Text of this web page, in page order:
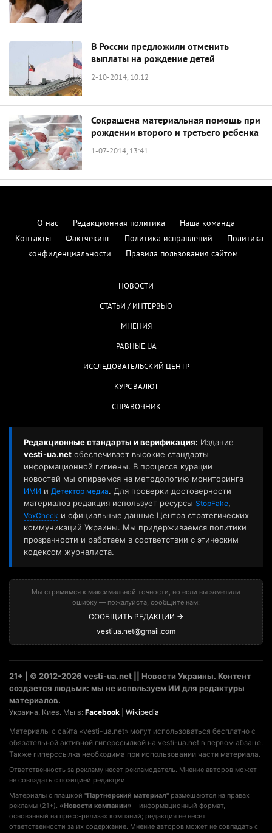
В России предложили отменить
выплаты на рождение детей
2-10-2014, 10:12
Сокращена материальная помощь при
рождении второго и третьего ребенка
1-07-2014, 13:41
О нас Редакционная политика
Наша команда
Контакты
Фактчекинг Политика исправлений
Политика
конфиденциальности
Правила пользования сайтом
НОВОСТИ
СТАТЬИ / ИНТЕРВЬЮ
МНЕНИЯ
РАВНЫЕ.UA
ИССЛЕДОВАТЕЛЬСКИЙ ЦЕНТР
КУРС ВАЛЮТ
СПРАВОЧНИК
Редакционные стандарты и верификация: Издание
vesti-ua.net обеспечивает высокие стандарты
информационной гигиены. В процессе курации
новостей мы опираемся на методологию мониторинга
ИМИ и Детектор медиа. Для проверки достоверности
материалов редакция использует ресурсы StopFake,
VoxCheck и официальные данные Центра стратегических
коммуникаций Украины. Мы придерживаемся политики
прозрачности и работаем в соответствии с этическим
кодексом журналиста.
Мы стремимся к максимальной точности, но если вы заметили
ошибку — пожалуйста, сообщите нам:
СООБЩИТЬ РЕДАКЦИИ →
vestiua.net@gmail.com
21+ | © 2012-2026 vesti-ua.net || Новости Украины. Контент
создается людьми: мы не используем ИИ для редактуры
материалов.
Украина. Киев. Мы в: Facebook Wikipedia
Материалы с сайта «vesti-ua.net» могут использоваться бесплатно с
обязательной активной гиперссылкой на vesti-ua.net в первом абзаце.
Также гиперссылка необходима при использовании части материала.
Ответственность за рекламу несет рекламодатель. Мнение авторов может
не совпадать с позицией редакции.
Материалы с плашкой "Партнерский материал" размещаются на правах
рекламы (21+). «Новости компании» – информационный формат,
основанный на пресс-релизах компаний; редакция не несет
ответственности за их содержание. Мнение авторов может не совпадать с